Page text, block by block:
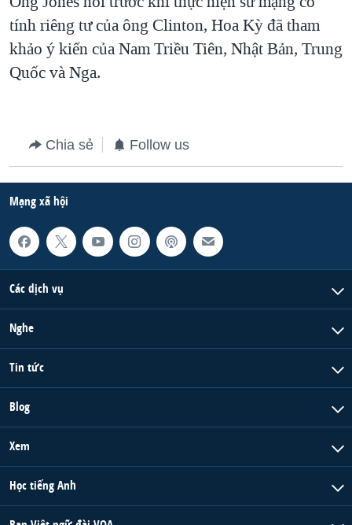
tính riêng tư của ông Clinton, Hoa Kỳ đã tham
khảo ý kiến của Nam Triều Tiên, Nhật Bản, Trung
Quốc và Nga.
Chia sẻ Follow us
Mạng xã hội
Các dịch vụ
Nghe
Tin tức
Blog
Xem
Học tiếng Anh